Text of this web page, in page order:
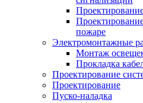
пожаре
Электромонтажные
Монтаж
Прокладка
Проектирование
Проектирование
Пуско-наладка